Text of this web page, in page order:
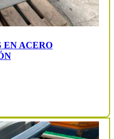
EN ACERO